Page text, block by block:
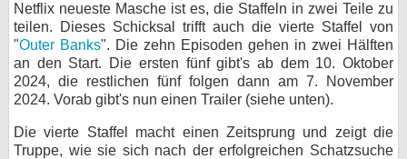
Netflix neueste Masche ist es, die Staffeln in zwei Teile zu
teilen. Dieses Schicksal trifft auch die vierte Staffel von
"Outer Banks". Die zehn Episoden gehen in zwei Hälften
an den Start. Die ersten fünf gibt's ab dem 10. Oktober
2024, die restlichen fünf folgen dann am 7. November
2024. Vorab gibt's nun einen Trailer (siehe unten).
Die vierte Staffel macht einen Zeitsprung und zeigt die
Truppe, wie sie sich nach der erfolgreichen Schatzsuche
Forum
bei X
bei Facebook
Kontakt